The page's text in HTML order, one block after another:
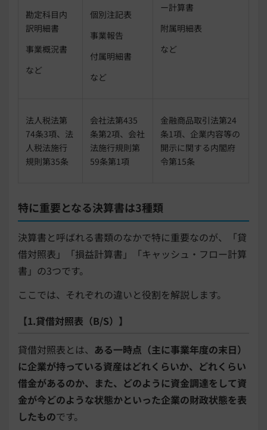
勘定科目内
訳明細書
事業概況書
など
個別注記表
事業報告
付属明細書
など
ー計算書
附属明細表
など
法人税法第
74条3項、法
人税法施行
規則第35条
会社法第435
条第2項、会社
法施行規則第
59条第1項
金融商品取引法第24
条1項、企業内容等の
開示に関する内閣府
令第15条
特に重要となる決算書は3種類
決算書と呼ばれる書類のなかで特に重要なのが、「貸
借対照表」「損益計算書」「キャッシュ・フロー計算
書」の3つです。
ここでは、それぞれの違いと役割を解説します。
【1.貸借対照表（B/S）】
貸借対照表とは、 ある一時点（主に事業年度の末日）
に企業が持っている資産はどれくらいか、どれくらい
借金があるのか、また、どのように資金調達をして資
金が今どのような状態かといった企業の財政状態を表
したものです。